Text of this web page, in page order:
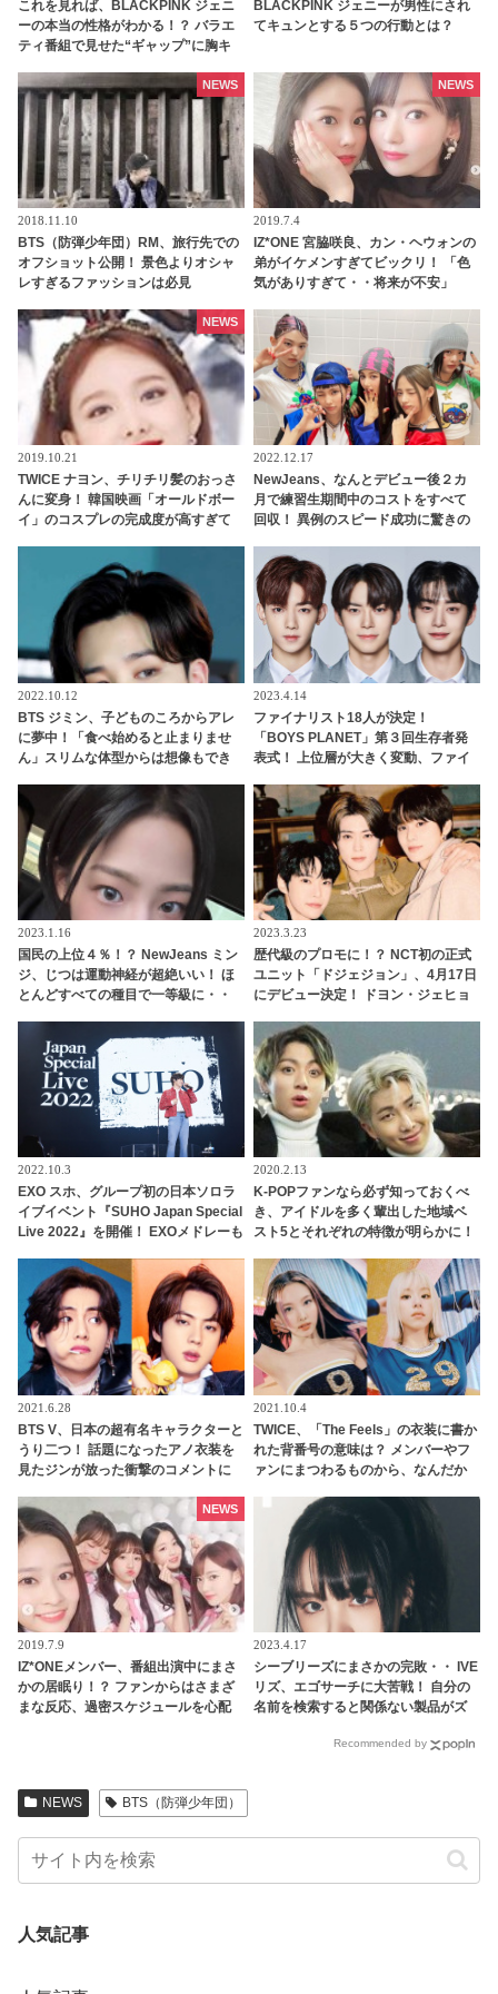
これを見れば、BLACKPINK ジェニ
ーの本当の性格がわかる！？ バラエ
ティ番組で見せた“ギャップ”に胸キ
BLACKPINK ジェニーが男性にされ
てキュンとする５つの行動とは？
2018.11.10
BTS（防弾少年団）RM、旅行先での
オフショット公開！ 景色よりオシャ
レすぎるファッションは必見
NEWS
2019.7.4
IZ*ONE 宮脇咲良、カン・ヘウォンの
弟がイケメンすぎてビックリ！ 「色
気がありすぎて・・将来が不安」
NEWS
2019.10.21
TWICE ナヨン、チリチリ髪のおっさ
んに変身！ 韓国映画「オールドボー
イ」のコスプレの完成度が高すぎて
NEWS
2022.12.17
NewJeans、なんとデビュー後２カ
月で練習生期間中のコストをすべて
回収！ 異例のスピード成功に驚きの
バーたちのお金の使い道は・・？
2022.10.12
BTS ジミン、子どものころからアレ
に夢中！「食べ始めると止まりませ
ん」スリムな体型からは想像もでき
2023.4.14
ファイナリスト18人が決定！
「BOYS PLANET」第３回生存者発
表式！ 上位層が大きく変動、ファイ
生が初のTOP９入り
2023.1.16
国民の上位４％！？ NewJeans ミン
ジ、じつは運動神経が超絶いい！ ほ
とんどすべての種目で一等級に・・
2023.3.23
歴代級のプロモに！？ NCT初の正式
ユニット「ドジェジョン」、4月17日
にデビュー決定！ ドヨン・ジェヒョ
2022.10.3
EXO スホ、グループ初の日本ソロラ
イブイベント『SUHO Japan Special
Live 2022』を開催！ EXOメドレーも
会にファン歓喜
2020.2.13
K-POPファンなら必ず知っておくべ
き、アイドルを多く輩出した地域ベ
スト5とそれぞれの特徴が明らかに！
ろ？
2021.6.28
BTS V、日本の超有名キャラクターと
うり二つ！ 話題になったアノ衣装を
見たジンが放った衝撃のコメントに
るジンならではの発言に注目殺到
2021.10.4
TWICE、「The Feels」の衣装に書か
れた背番号の意味は？ メンバーやフ
ァンにまつわるものから、なんだか
なるその意味とは？
2019.7.9
IZ*ONEメンバー、番組出演中にまさ
かの居眠り！？ ファンからはさまざ
まな反応、過密スケジュールを心配
NEWS
2023.4.17
シーブリーズにまさかの完敗・・ IVE
リズ、エゴサーチに大苦戦！ 自分の
名前を検索すると関係ない製品がズ
姿が面白すぎ！ バラエティの“リ
Recommended by
NEWS BTS（防弾少年団）
人気記事